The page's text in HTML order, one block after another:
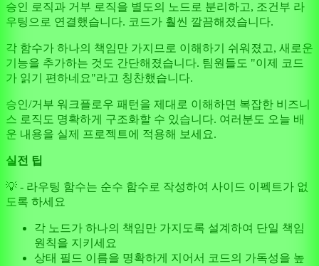
승인 로직과 거부 로직을 별도의 노드로 분리하고, 조건부 라
우팅으로 연결했습니다. 코드가 훨씬 깔끔해졌습니다.
각 함수가 하나의 책임만 가지므로 이해하기 쉬워졌고, 새로운
기능을 추가하는 것도 간단해졌습니다. 팀원들도 "이제 코드
가 읽기 편하네요"라고 칭찬했습니다.
승인/거부 워크플로우 패턴을 제대로 이해하면 복잡한 비즈니
스 로직도 명확하게 구조화할 수 있습니다. 여러분도 오늘 배
운 내용을 실제 프로젝트에 적용해 보세요.
실전 팁
💡 - 라우팅 함수는 순수 함수로 작성하여 사이드 이펙트가 없
도록 하세요
각 노드가 하나의 책임만 가지도록 설계하여 단일 책임
원칙을 지키세요
상태 필드 이름을 명확하게 지어서 코드의 가독성을 높